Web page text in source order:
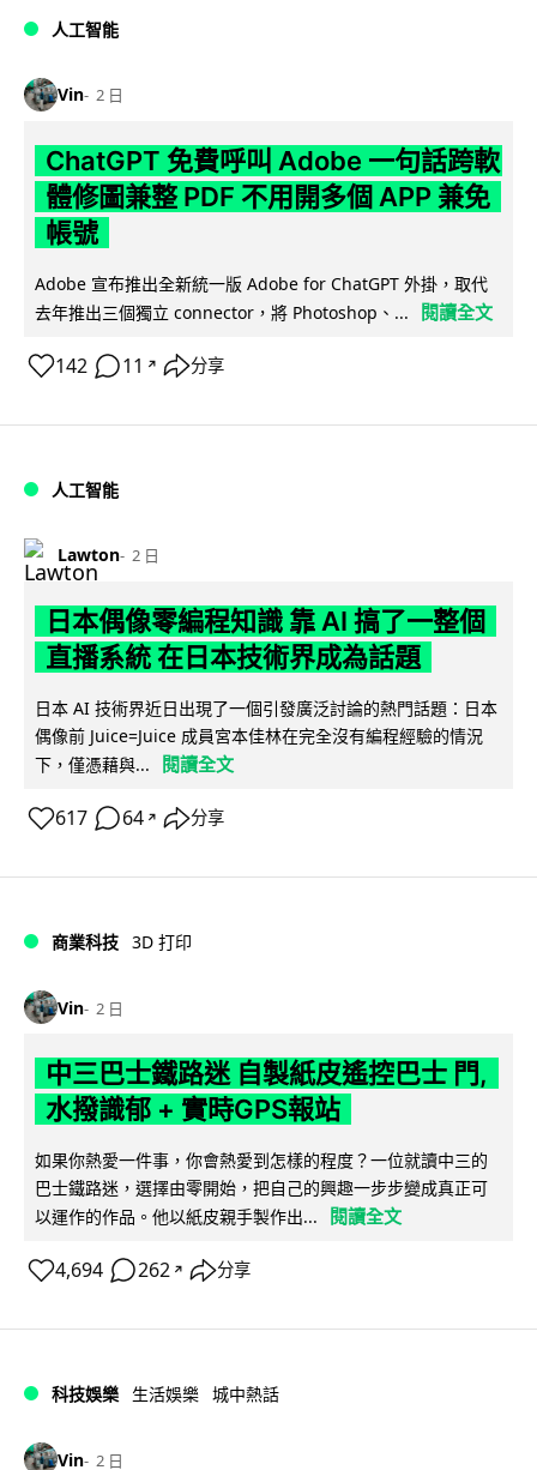
人工智能
Vin 2 日
ChatGPT 免費呼叫 Adobe 一句話跨軟
體修圖兼整 PDF 不用開多個 APP 兼免
帳號
Adobe 宣布推出全新統一版 Adobe for ChatGPT 外掛，取代
去年推出三個獨立 connector，將 Photoshop、...
閱讀全文
142 11 ↗ 分享
人工智能
Lawton 2 日
日本偶像零編程知識 靠 AI 搞了一整個
直播系統 在日本技術界成為話題
日本 AI 技術界近日出現了一個引發廣泛討論的熱門話題：日本
偶像前 Juice=Juice 成員宮本佳林在完全沒有編程經驗的情況
下，僅憑藉與...
閱讀全文
617 64 ↗ 分享
商業科技 3D 打印
Vin 2 日
中三巴士鐵路迷 自製紙皮遙控巴士 門,
水撥識郁 + 實時GPS報站
如果你熱愛一件事，你會熱愛到怎樣的程度？一位就讀中三的
巴士鐵路迷，選擇由零開始，把自己的興趣一步步變成真正可
以運作的作品。他以紙皮親手製作出...
閱讀全文
4,694 262 ↗ 分享
科技娛樂 生活娛樂 城中熱話
Vin 2 日